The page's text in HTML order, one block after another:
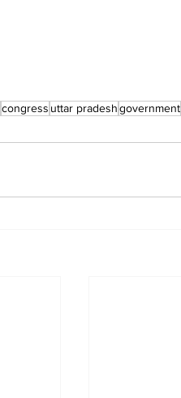
congress uttar pradeshgovernment